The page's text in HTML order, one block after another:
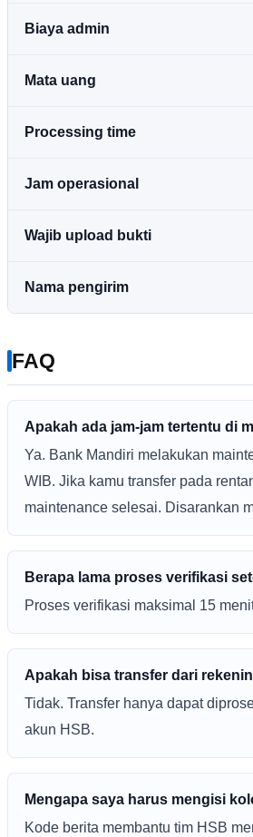
Biaya admin
Mata uang
Processing time
Jam operasional
Wajib upload bukti
Nama pengirim
FAQ
Apakah ada jam-jam tertentu di
Ya. Bank Mandiri melakukan
WIB. Jika kamu transfer pada
maintenance selesai. Disarankan
Berapa lama proses verifikasi
Proses verifikasi maksimal 15
Apakah bisa transfer dari
Tidak. Transfer hanya dapat
akun HSB.
Mengapa saya harus mengisi
Kode berita membantu tim HSB